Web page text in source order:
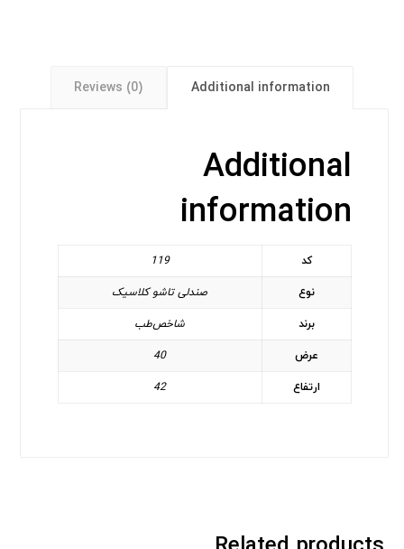
Additional information
Reviews (0)
Additional
information
کد 119
نوع صندلی تاشو کلاسیک
برند شاخص‌طب
عرض 40
ارتفاع 42